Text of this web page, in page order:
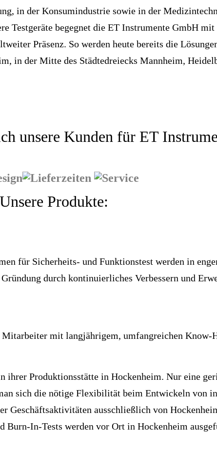
in der Konsumindustrie sowie in der
Testgeräte begegnet die ET Instrumente GmbH
Präsenz. So werden heute bereits die
in der Mitte des Städtedreiecks Mannheim,
unsere Kunden für ET
Unsere Produkte:
für Sicherheits- und Funktionstest werden in
durch kontinuierliches Verbessern und
mit langjährigem, umfangreichen Know-
Produktionsstätte in Hockenheim. Nur eine
sich die nötige Flexibilität beim Entwickeln von
Geschäftsaktivitäten ausschließlich von
In-Tests werden vor Ort in Hockenheim